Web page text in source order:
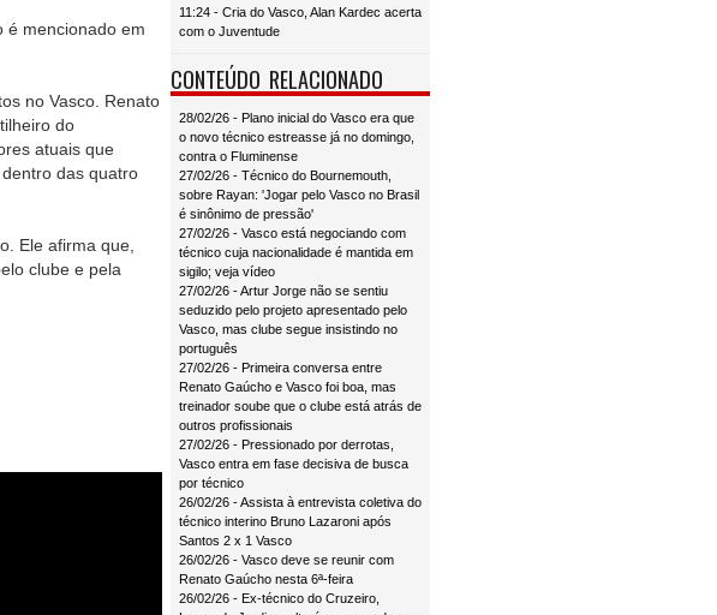
é mencionado em
no Vasco. Renato
do
atuais que
das quatro
Ele afirma que,
clube e pela
11:24 - Cria do Vasco, Alan Kardec acerta
com o Juventude
CONTEÚDO RELACIONADO
28/02/26 - Plano inicial do Vasco era que
o novo técnico estreasse já no domingo,
contra o Fluminense
27/02/26 - Técnico do Bournemouth,
sobre Rayan: 'Jogar pelo Vasco no Brasil
é sinônimo de pressão'
27/02/26 - Vasco está negociando com
técnico cuja nacionalidade é mantida em
sigilo; veja vídeo
27/02/26 - Artur Jorge não se sentiu
seduzido pelo projeto apresentado pelo
Vasco, mas clube segue insistindo no
português
27/02/26 - Primeira conversa entre
Renato Gaúcho e Vasco foi boa, mas
treinador soube que o clube está atrás de
outros profissionais
27/02/26 - Pressionado por derrotas,
Vasco entra em fase decisiva de busca
por técnico
26/02/26 - Assista à entrevista coletiva do
técnico interino Bruno Lazaroni após
Santos 2 x 1 Vasco
26/02/26 - Vasco deve se reunir com
Renato Gaúcho nesta 6ª-feira
26/02/26 - Ex-técnico do Cruzeiro,